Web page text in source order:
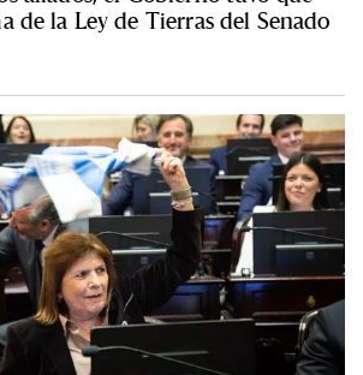
de la Ley de Tierras del Senado